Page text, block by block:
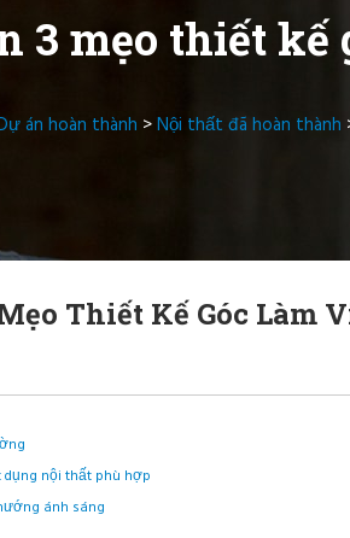
3 mẹo thiết
án hoàn thành >Nội thất đã hoàn thành
Thiết Kế Góc Làm
nội thất phù hợp
ánh sáng